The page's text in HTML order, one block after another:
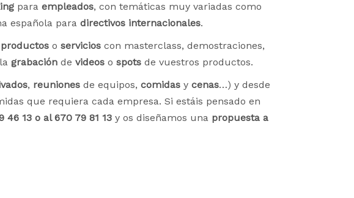
para empleados, con temáticas muy variadas como
española para directivos internacionales.
productos o servicios con masterclass, demostraciones,
grabación de videos o spots de vuestros productos.
, reuniones de equipos, comidas y cenas…) y desde
que requiera cada empresa. Si estáis pensado en
46 13 o al 670 79 81 13 y os diseñamos una propuesta a